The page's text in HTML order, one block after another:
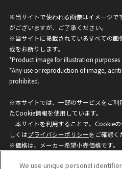
※当サイトで使われる画像はイメージで
がございますが、ご了承ください。
※当サイトに掲載されているすべての画
載をお断りします。
*Product image for illustration
*Any use or reproduction of image,
prohibited.
※本サイトでは、一部のサービスをご利
たCookie情報を使用しています。
本サイトを利用することで、Cookie
しくはプライバシーポリシーをご確認く
※価格は、メーカー希望小売価格です。
ざいますのでご了承ください。
We use unique personal